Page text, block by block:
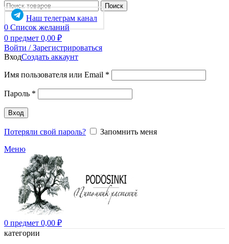
Поиск
Наш телеграм канал
0 Список желаний
0 предмет 0,00 ₽
Войти / Зарегистрироваться
ВходСоздать аккаунт
Имя пользователя или Email *
Пароль *
Вход
Потеряли свой пароль?
Запомнить меня
Меню
0 предмет 0,00 ₽
категории